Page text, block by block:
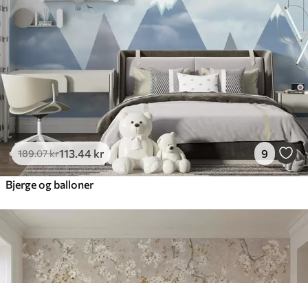
189.07kr113 .44 kr 9
Bjerge og balloner